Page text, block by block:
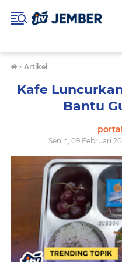
› Artikel
Kafe
Bantu
Senin, 09 Februari